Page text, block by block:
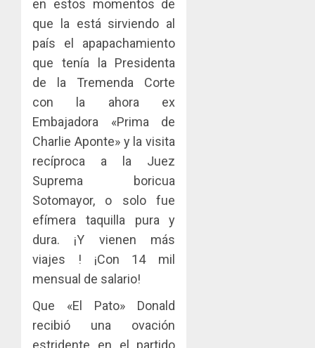
en estos momentos de
que la está sirviendo al
país el apapachamiento
que tenía la Presidenta
de la Tremenda Corte
con la ahora ex
Embajadora «Prima de
Charlie Aponte» y la visita
recíproca a la Juez
Suprema boricua
Sotomayor, o solo fue
efímera taquilla pura y
dura. ¡Y vienen más
viajes ! ¡Con 14 mil
mensual de salario!
Que «El Pato» Donald
recibió una ovación
estridente en el partido